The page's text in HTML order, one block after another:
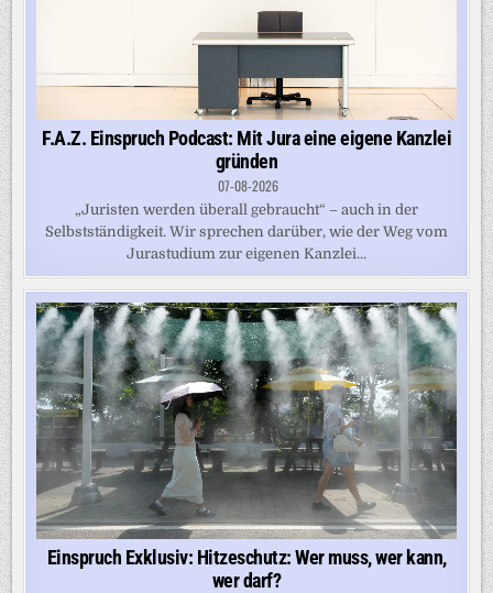
F.A.Z. Einspruch Podcast: Mit Jura eine eigene Kanzlei
gründen
07-08-2026
„Juristen werden überall gebraucht“ – auch in der
Selbstständigkeit. Wir sprechen darüber, wie der Weg vom
Jurastudium zur eigenen Kanzlei...
Einspruch Exklusiv: Hitzeschutz: Wer muss, wer kann,
wer darf?